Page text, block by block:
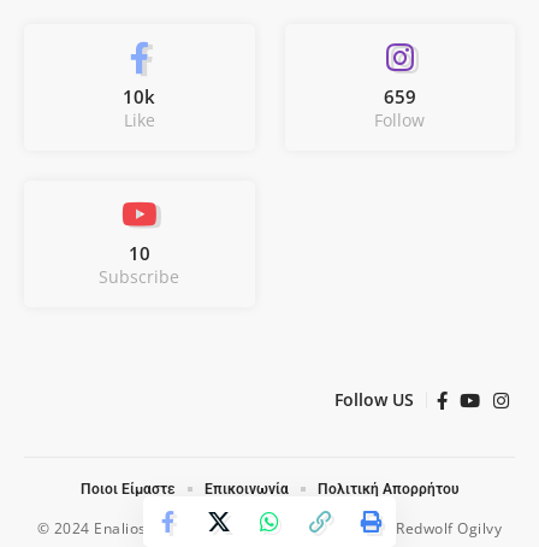
10k
Like
659
Follow
10
Subscribe
Follow US
© 2024 Enalios. All Rights Reserved. Designed by Redwolf Ogilvy
Ποιοι Είμαστε Επικοινωνία Πολιτική Απορρήτου